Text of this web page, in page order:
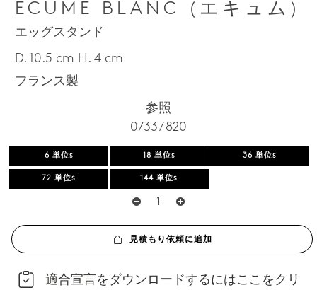
ECUME BLANC (エキュム)
エッグスタンド
D. 10.5 cm H. 4 cm
フランス製
参照
0733 / 820
6 単位s 18 単位s 36 単位s
72 単位s 144 単位s
見積もり依頼に追加
適合宣言をダウンロードするにはここをクリ